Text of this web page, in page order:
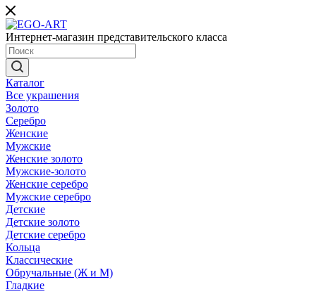
Интернет-магазин представительского класса
Каталог
Все украшения
Золото
Серебро
Женские
Мужские
Женские золото
Мужские-золото
Женские серебро
Мужские серебро
Детские
Детские золото
Детские серебро
Кольца
Классические
Обручальные (Ж и М)
Гладкие